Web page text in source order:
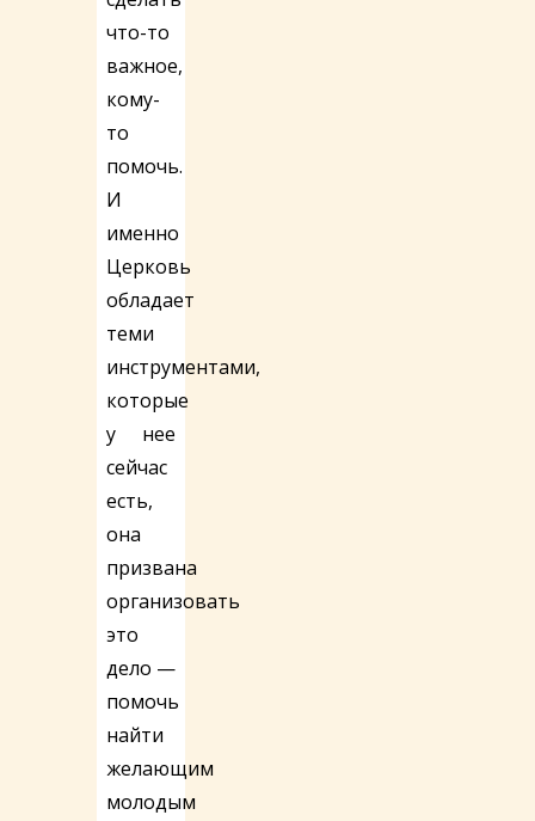
что-то
важное,
кому-
то
помочь.
И
именно
Церковь
обладает
теми
инструментами,
которые
у нее
сейчас
есть,
она
призвана
организовать
это
дело —
помочь
найти
желающим
молодым